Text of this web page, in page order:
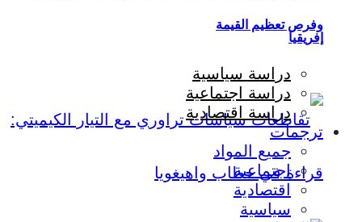
إفريقيا
وفرص تعظيم القيمة
دراسة سياسية
دراسة اجتماعية
دراسة اقتصادية
ترجمات
جميع المواد
اجتماعية
اقتصادية
سياسية